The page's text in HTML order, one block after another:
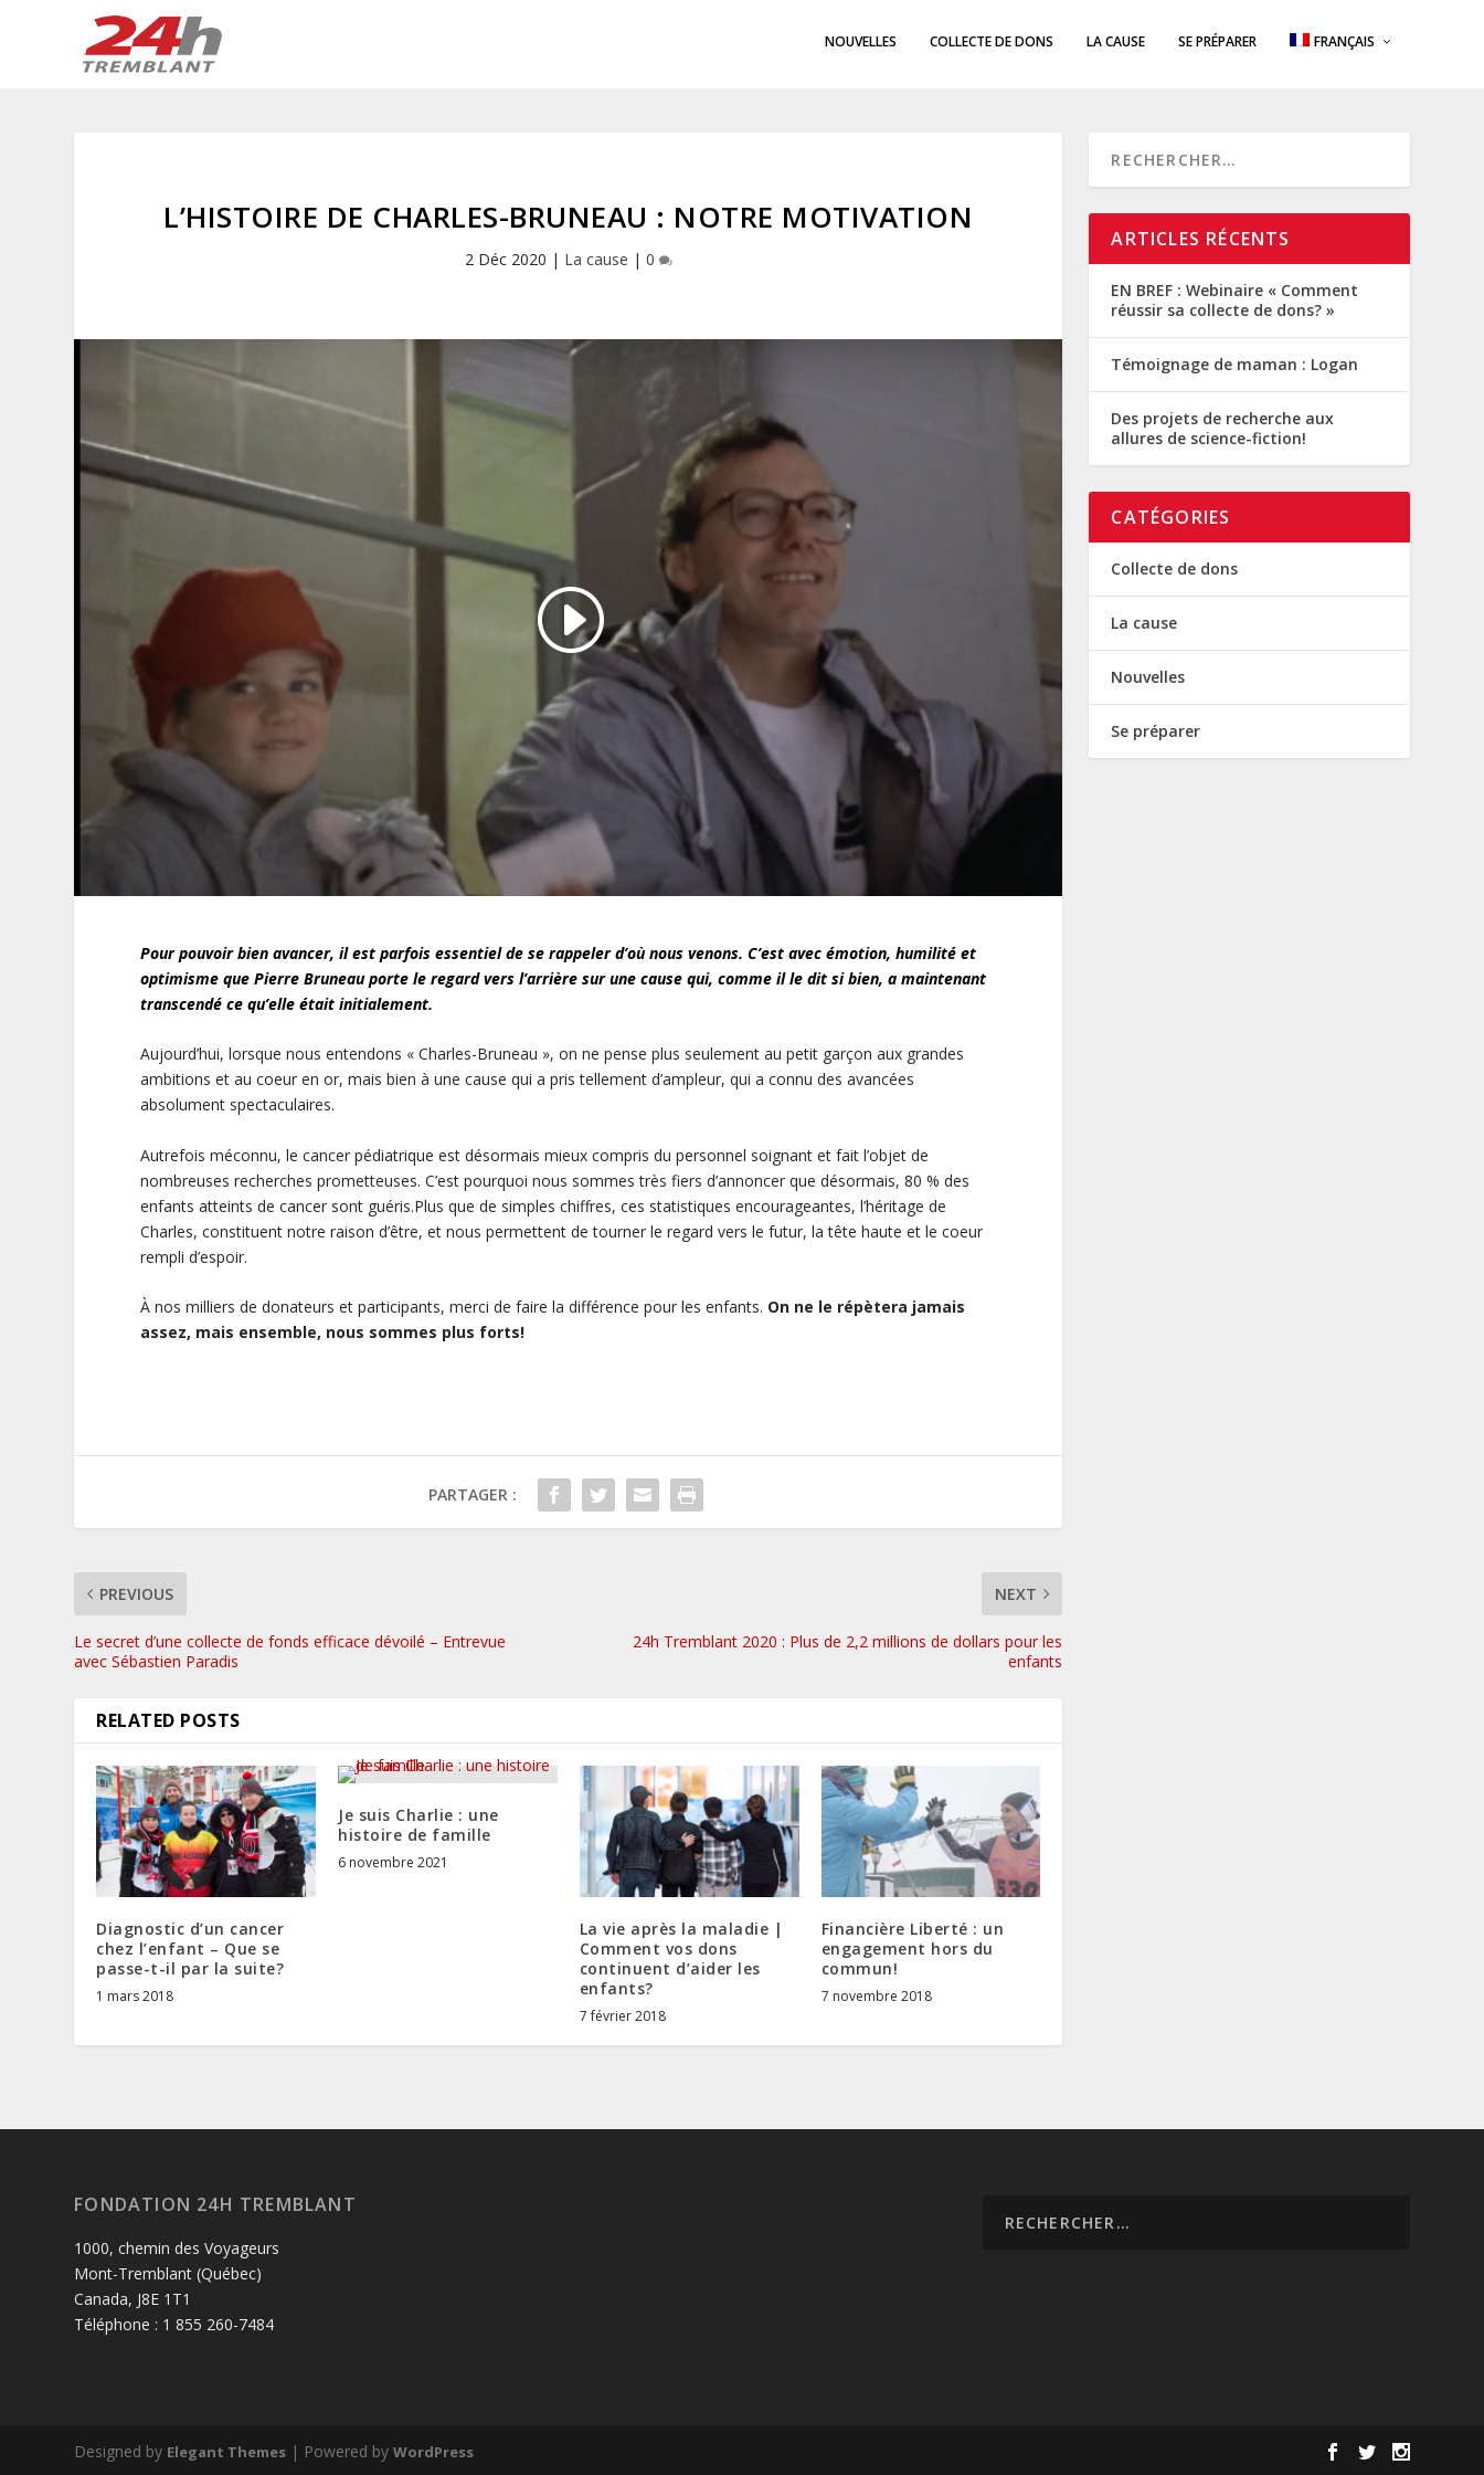
NOUVELLES COLLECTE DE DONS LA CAUSE SE PRÉPARER FRANÇAIS
L’HISTOIRE DE CHARLES-BRUNEAU : NOTRE MOTIVATION
2 Déc 2020 | La cause | 0
Pour pouvoir bien avancer, il est parfois essentiel de se rappeler d’où nous venons. C’est avec émotion, humilité et
optimisme que Pierre Bruneau porte le regard vers l’arrière sur une cause qui, comme il le dit si bien, a maintenant
transcendé ce qu’elle était initialement.
Aujourd’hui, lorsque nous entendons « Charles-Bruneau », on ne pense plus seulement au petit garçon aux grandes
ambitions et au coeur en or, mais bien à une cause qui a pris tellement d’ampleur, qui a connu des avancées
absolument spectaculaires.
Autrefois méconnu, le cancer pédiatrique est désormais mieux compris du personnel soignant et fait l’objet de
nombreuses recherches prometteuses. C’est pourquoi nous sommes très fiers d’annoncer que désormais, 80 % des
enfants atteints de cancer sont guéris.Plus que de simples chiffres, ces statistiques encourageantes, l’héritage de
Charles, constituent notre raison d’être, et nous permettent de tourner le regard vers le futur, la tête haute et le coeur
rempli d’espoir.
À nos milliers de donateurs et participants, merci de faire la différence pour les enfants. On ne le répètera jamais
assez, mais ensemble, nous sommes plus forts!
PARTAGER :
PREVIOUS
Le secret d’une collecte de fonds efficace dévoilé – Entrevue
avec Sébastien Paradis
NEXT
24h Tremblant 2020 : Plus de 2,2 millions de dollars pour les
enfants
RELATED POSTS
Diagnostic d’un cancer
chez l’enfant – Que se
passe-t-il par la suite?
1 mars 2018
Je suis Charlie : une
histoire de famille
6 novembre 2021
La vie après la maladie |
Comment vos dons
continuent d’aider les
enfants?
7 février 2018
Financière Liberté : un
engagement hors du
commun!
7 novembre 2018
ARTICLES RÉCENTS
EN BREF : Webinaire « Comment
réussir sa collecte de dons? »
Témoignage de maman : Logan
Des projets de recherche aux
allures de science-fiction!
CATÉGORIES
Collecte de dons
La cause
Nouvelles
Se préparer
FONDATION 24H TREMBLANT
1000, chemin des Voyageurs
Mont-Tremblant (Québec)
Canada, J8E 1T1
Téléphone : 1 855 260-7484
Designed by Elegant Themes | Powered byWordPress